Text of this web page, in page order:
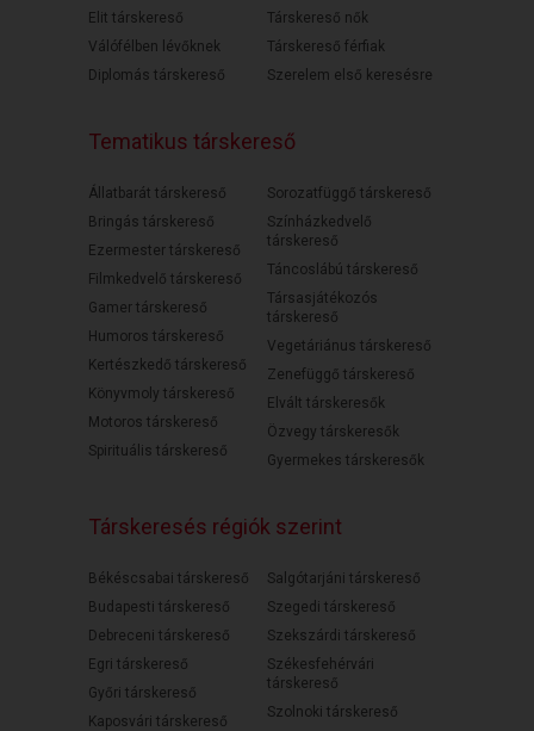
Elit társkereső
Válófélben lévőknek
Diplomás társkereső
Társkereső nők
Társkereső férfiak
Szerelem első keresésre
Tematikus társkereső
Állatbarát társkereső
Bringás társkereső
Ezermester társkereső
Filmkedvelő társkereső
Gamer társkereső
Humoros társkereső
Kertészkedő társkereső
Könyvmoly társkereső
Motoros társkereső
Spirituális társkereső
Sorozatfüggő társkereső
Színházkedvelő
társkereső
Táncoslábú társkereső
Társasjátékozós
társkereső
Vegetáriánus társkereső
Zenefüggő társkereső
Elvált társkeresők
Özvegy társkeresők
Gyermekes társkeresők
Társkeresés régiók szerint
Békéscsabai társkereső
Budapesti társkereső
Debreceni társkereső
Egri társkereső
Győri társkereső
Kaposvári társkereső
Salgótarjáni társkereső
Szegedi társkereső
Szekszárdi társkereső
Székesfehérvári
társkereső
Szolnoki társkereső